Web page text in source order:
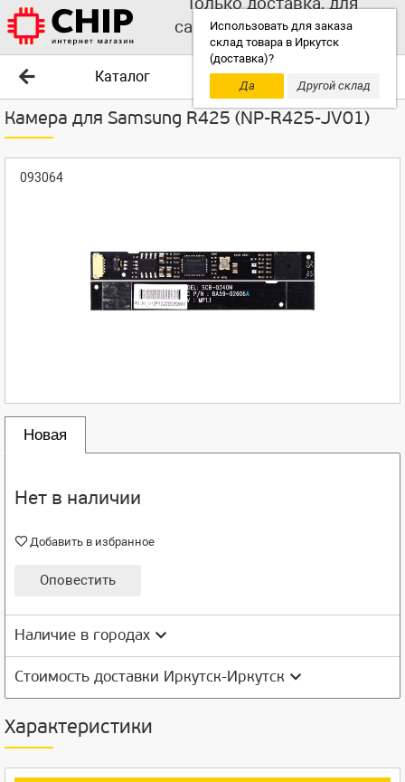
Использовать для заказа
склад товара в Иркутск
(доставка)?
Да
Другой склад
самовывоза выбирайте
другой склад!
Каталог
Камера для Samsung R425 (NP-R425-JV01)
093064
Новая
Нет в наличии
Добавить в избранное
Оповестить
Наличие в городах
Стоимость доставки Иркутск-Иркутск
Характеристики